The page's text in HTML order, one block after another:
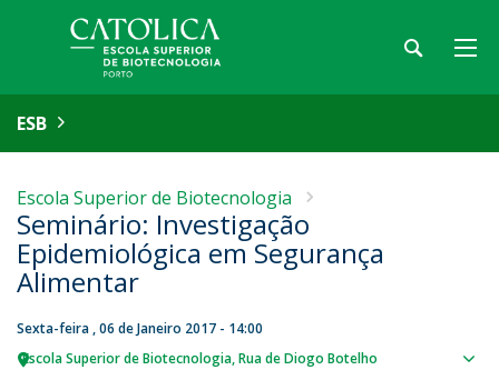
ESB
Escola Superior de Biotecnologia
Seminário: Investigação
Epidemiológica em Segurança
Alimentar
Sexta-feira , 06 de Janeiro 2017 - 14:00
Escola Superior de Biotecnologia Rua de Diogo Botelho